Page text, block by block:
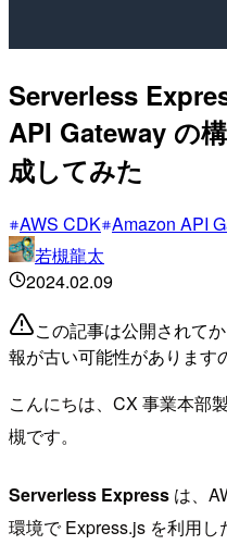
Serverless
API Gateway の
成してみた
AWS CDK Amazon API
若槻龍太
2024.02.09
この記事は公開されて
報が古い可能性があります
こんにちは、CX 事業本部
槻です。
Serverless Express は、
環境で Express.js を利用